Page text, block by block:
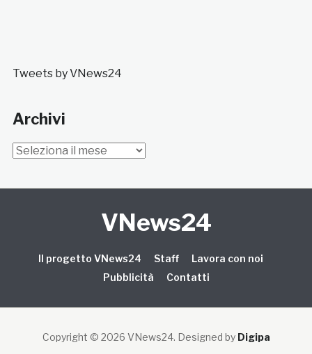
Tweets by VNews24
Archivi
Archivi
VNews24
Il progetto VNews24 Staff
Lavora con noi
Pubblicità
Contatti
Copyright © 2026 VNews24. Designed by Digipa